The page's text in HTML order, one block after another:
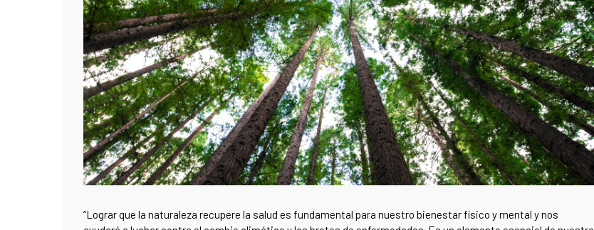
“Lograr que la naturaleza recupere la salud es fundamental para nuestro bienestar físico y mental y nos